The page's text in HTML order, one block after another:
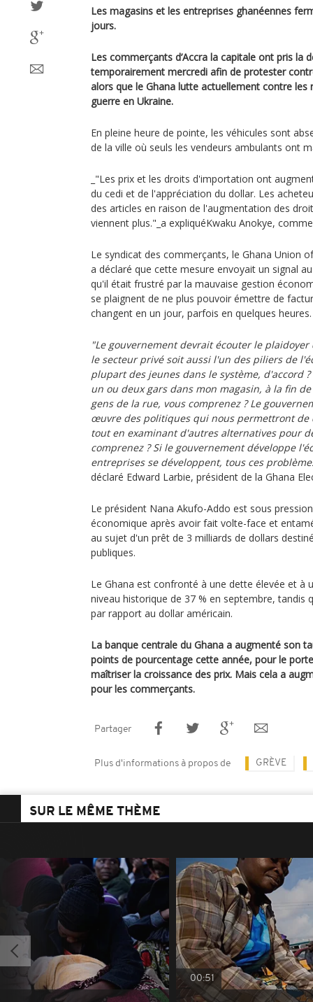
Les magasins et les entreprises ghanéennes
jours.
Les commerçants d’Accra la capitale ont pris la
temporairement mercredi afin de protester
alors que le Ghana lutte actuellement contre
guerre en Ukraine.
En pleine heure de pointe, les véhicules sont
de la ville où seuls les vendeurs ambulants ont
_"Les prix et les droits d'importation ont
du cedi et de l'appréciation du dollar. Les
des articles en raison de l'augmentation des
viennent plus."_a expliquéKwaku Anokye,
Le syndicat des commerçants, le Ghana Union
a déclaré que cette mesure envoyait un signal
qu'il était frustré par la mauvaise gestion
se plaignent de ne plus pouvoir émettre de
changent en un jour, parfois en quelques heures.
"Le gouvernement devrait écouter le
le secteur privé soit aussi l'un des piliers de
plupart des jeunes dans le système, d'accord
un ou deux gars dans mon magasin, à la fin
gens de la rue, vous comprenez ? Le
œuvre des politiques qui nous permettront de
tout en examinant d'autres alternatives pour
comprenez ? Si le gouvernement développe
entreprises se développent, tous ces
déclaré Edward Larbie, président de la Ghana
Le président Nana Akufo-Addo est sous
économique après avoir fait volte-face et
au sujet d'un prêt de 3 milliards de dollars
publiques.
Le Ghana est confronté à une dette élevée et à
niveau historique de 37 % en septembre, tandis
par rapport au dollar américain.
La banque centrale du Ghana a augmenté son
points de pourcentage cette année, pour le
maîtriser la croissance des prix. Mais cela a
pour les commerçants.
Partager
Plus d'informations à propos de GRÈVE
SUR LE MÊME THÈME
00:51